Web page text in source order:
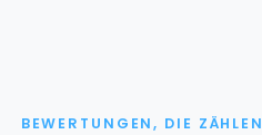
BEWERTUNGEN, DIE ZÄHLEN